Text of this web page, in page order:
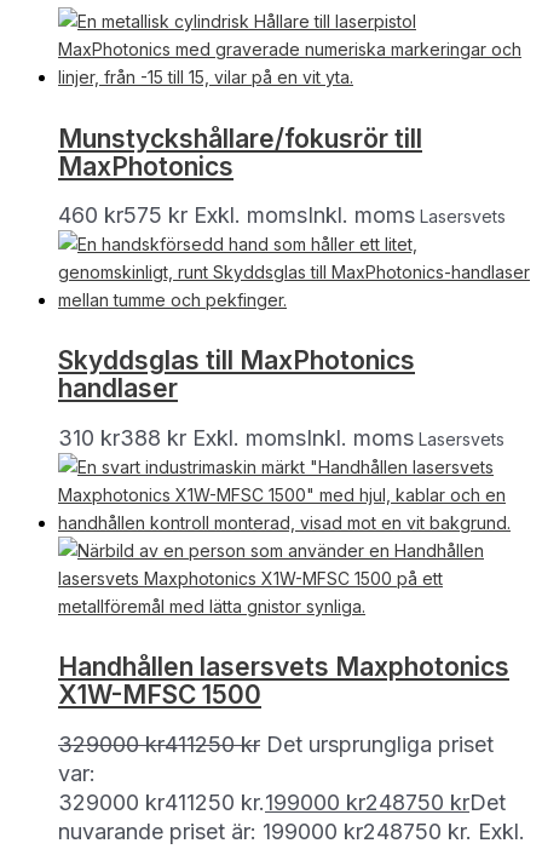
Munstyckshållare/fokusrör till
MaxPhotonics
460 kr575 kr Exkl. momsInkl. moms Lasersvets
Skyddsglas till MaxPhotonics
handlaser
310 kr388 kr Exkl. momsInkl. moms Lasersvets
Handhållen lasersvets Maxphotonics
X1W-MFSC 1500
329000kr411250kr Det ursprungliga priset
var:
329000 kr411250 kr.199000 kr248750 krDet
nuvarande priset är: 199000 kr248750 kr. Exkl.